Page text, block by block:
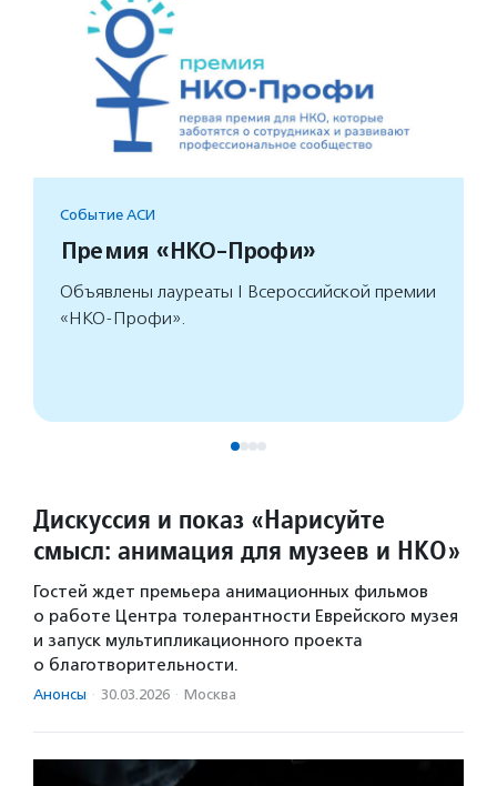
Событие АСИ
Премия «НКО-Профи»
Объявлены лауреаты I Всероссийской премии
«НКО-Профи».
Дискуссия и показ «Нарисуйте
смысл: анимация для музеев и НКО»
Гостей ждет премьера анимационных фильмов
о работе Центра толерантности Еврейского музея
и запуск мультипликационного проекта
о благотворительности.
Анонсы · 30.03.2026 · Москва